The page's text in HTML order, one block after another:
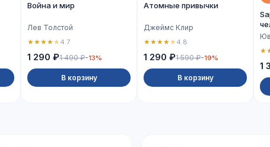
Война и мир
Лев Толстой
★★★★★4.7
1 290 ₽1 490 ₽-13%
В корзину
Атомные привычки
Джеймс Клир
★★★★★4.8
1 290 ₽1 590 ₽-19%
В корзину
★
1